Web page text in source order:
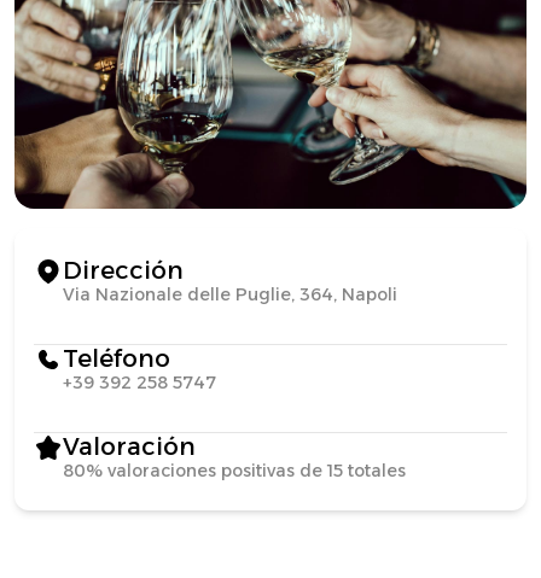
Dirección
Via Nazionale delle Puglie, 364, Napoli
Teléfono
+39 392 258 5747
Valoración
80% valoraciones positivas de 15 totales